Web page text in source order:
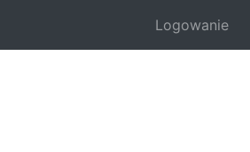
Logowanie